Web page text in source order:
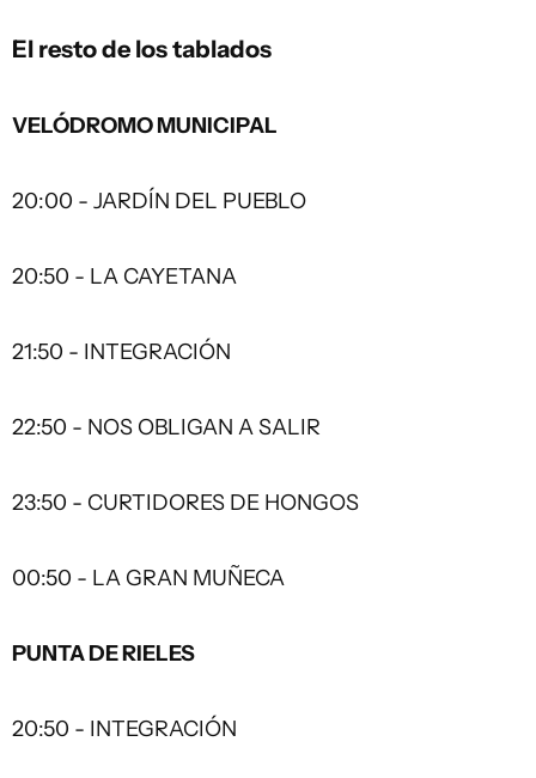
El resto de los tablados
VELÓDROMO MUNICIPAL
20:00 - JARDÍN DEL PUEBLO
20:50 - LA CAYETANA
21:50 - INTEGRACIÓN
22:50 - NOS OBLIGAN A SALIR
23:50 - CURTIDORES DE HONGOS
00:50 - LA GRAN MUÑECA
PUNTA DE RIELES
20:50 - INTEGRACIÓN